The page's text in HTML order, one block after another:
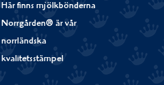
Här finns mjölkbönderna
Norrgården® är vår
norrländska
kvalitetsstämpel